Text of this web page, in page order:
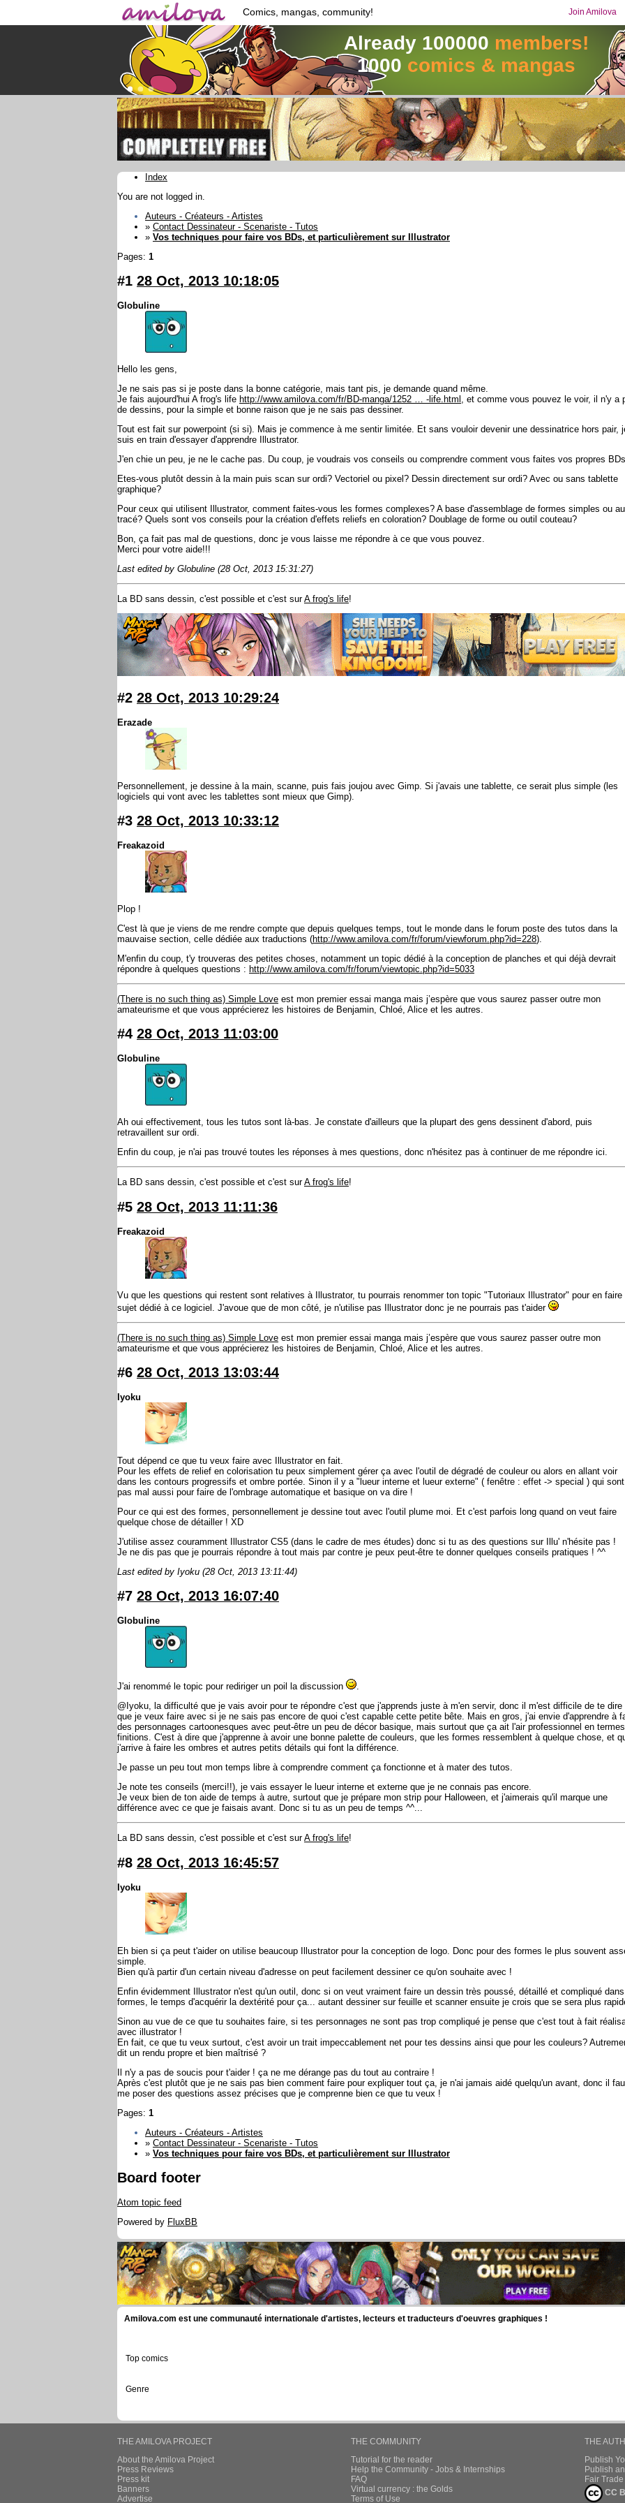
Comics, mangas, community! Join Amilova
Already 100000 members!
1000 comics & mangas
Index
You are not logged in.
Auteurs - Créateurs - Artistes
» Contact Dessinateur - Scenariste - Tutos
» Vos techniques pour faire vos BDs, et particulièrement sur Illustrator
Pages: 1
#1 28 Oct, 2013 10:18:05
Globuline
Hello les gens,
Je ne sais pas si je poste dans la bonne catégorie, mais tant pis, je demande quand même.
Je fais aujourd'hui A frog's life http://www.amilova.com/fr/BD-manga/1252 … -life.html , et comme vous pouvez le voir, il n'y a
de dessins, pour la simple et bonne raison que je ne sais pas dessiner.
Tout est fait sur powerpoint (si si). Mais je commence à me sentir limitée. Et sans vouloir devenir une dessinatrice hors pair,
suis en train d'essayer d'apprendre Illustrator.
J'en chie un peu, je ne le cache pas. Du coup, je voudrais vos conseils ou comprendre comment vous faites vos propres
Etes-vous plutôt dessin à la main puis scan sur ordi? Vectoriel ou pixel? Dessin directement sur ordi? Avec ou sans tablette
graphique?
Pour ceux qui utilisent Illustrator, comment faites-vous les formes complexes? A base d'assemblage de formes simples ou au
tracé? Quels sont vos conseils pour la création d'effets reliefs en coloration? Doublage de forme ou outil couteau?
Bon, ça fait pas mal de questions, donc je vous laisse me répondre à ce que vous pouvez.
Merci pour votre aide!!!
Last edited by Globuline (28 Oct, 2013 15:31:27)
La BD sans dessin, c'est possible et c'est surA frog's life!
#2 28 Oct, 2013 10:29:24
Erazade
Personnellement, je dessine à la main, scanne, puis fais joujou avec Gimp. Si j'avais une tablette, ce serait plus simple (les
logiciels qui vont avec les tablettes sont mieux que Gimp).
#3 28 Oct, 2013 10:33:12
Freakazoid
Plop !
C'est là que je viens de me rendre compte que depuis quelques temps, tout le monde dans le forum poste des tutos dans la
mauvaise section, celle dédiée aux traductions (http://www.amilova.com/fr/forum/viewforum.php?id=228).
M'enfin du coup, t'y trouveras des petites choses, notamment un topic dédié à la conception de planches et qui déjà devrait
répondre à quelques questions : http://www.amilova.com/fr/forum/viewtopic.php?id=5033
(There is no such thing as) Simple Love est mon premier essai manga mais j’espère que vous saurez passer outre mon
amateurisme et que vous apprécierez les histoires de Benjamin, Chloé, Alice et les autres.
#4 28 Oct, 2013 11:03:00
Globuline
Ah oui effectivement, tous les tutos sont là-bas. Je constate d'ailleurs que la plupart des gens dessinent d'abord, puis
retravaillent sur ordi.
Enfin du coup, je n'ai pas trouvé toutes les réponses à mes questions, donc n'hésitez pas à continuer de me répondre ici.
La BD sans dessin, c'est possible et c'est surA frog's life!
#5 28 Oct, 2013 11:11:36
Freakazoid
Vu que les questions qui restent sont relatives à Illustrator, tu pourrais renommer ton topic "Tutoriaux Illustrator" pour en faire
sujet dédié à ce logiciel. J'avoue que de mon côté, je n'utilise pas Illustrator donc je ne pourrais pas t'aider
(There is no such thing as) Simple Love est mon premier essai manga mais j’espère que vous saurez passer outre mon
amateurisme et que vous apprécierez les histoires de Benjamin, Chloé, Alice et les autres.
#6 28 Oct, 2013 13:03:44
Iyoku
Tout dépend ce que tu veux faire avec Illustrator en fait.
Pour les effets de relief en colorisation tu peux simplement gérer ça avec l'outil de dégradé de couleur ou alors en allant voir
dans les contours progressifs et ombre portée. Sinon il y a "lueur interne et lueur externe" ( fenêtre : effet -> special ) qui sont
pas mal aussi pour faire de l'ombrage automatique et basique on va dire !
Pour ce qui est des formes, personnellement je dessine tout avec l'outil plume moi. Et c'est parfois long quand on veut faire
quelque chose de détailler ! XD
J'utilise assez couramment Illustrator CS5 (dans le cadre de mes études) donc si tu as des questions sur Illu' n'hésite pas !
Je ne dis pas que je pourrais répondre à tout mais par contre je peux peut-être te donner quelques conseils pratiques ! ^^
Last edited by Iyoku (28 Oct, 2013 13:11:44)
#7 28 Oct, 2013 16:07:40
Globuline
J'ai renommé le topic pour rediriger un poil la discussion
.
@Iyoku, la difficulté que je vais avoir pour te répondre c'est que j'apprends juste à m'en servir, donc il m'est difficile de te dire
que je veux faire avec si je ne sais pas encore de quoi c'est capable cette petite bête. Mais en gros, j'ai envie d'apprendre à
des personnages cartoonesques avec peut-être un peu de décor basique, mais surtout que ça ait l'air professionnel en
finitions. C'est à dire que j'apprenne à avoir une bonne palette de couleurs, que les formes ressemblent à quelque chose, et
j'arrive à faire les ombres et autres petits détails qui font la différence.
Je passe un peu tout mon temps libre à comprendre comment ça fonctionne et à mater des tutos.
Je note tes conseils (merci!!), je vais essayer le lueur interne et externe que je ne connais pas encore.
Je veux bien de ton aide de temps à autre, surtout que je prépare mon strip pour Halloween, et j'aimerais qu'il marque une
différence avec ce que je faisais avant. Donc si tu as un peu de temps ^^...
La BD sans dessin, c'est possible et c'est surA frog's life!
#8 28 Oct, 2013 16:45:57
Iyoku
Eh bien si ça peut t'aider on utilise beaucoup Illustrator pour la conception de logo. Donc pour des formes le plus souvent
simple.
Bien qu'à partir d'un certain niveau d'adresse on peut facilement dessiner ce qu'on souhaite avec !
Enfin évidemment Illustrator n'est qu'un outil, donc si on veut vraiment faire un dessin très poussé, détaillé et compliqué
formes, le temps d'acquérir la dextérité pour ça... autant dessiner sur feuille et scanner ensuite je crois que se sera plus
Sinon au vue de ce que tu souhaites faire, si tes personnages ne sont pas trop compliqué je pense que c'est tout à fait
avec illustrator !
En fait, ce que tu veux surtout, c'est avoir un trait impeccablement net pour tes dessins ainsi que pour les couleurs?
dit un rendu propre et bien maîtrisé ?
Il n'y a pas de soucis pour t'aider ! ça ne me dérange pas du tout au contraire !
Après c'est plutôt que je ne sais pas bien comment faire pour expliquer tout ça, je n'ai jamais aidé quelqu'un avant, donc il
me poser des questions assez précises que je comprenne bien ce que tu veux !
Pages: 1
Auteurs - Créateurs - Artistes
» Contact Dessinateur - Scenariste - Tutos
» Vos techniques pour faire vos BDs, et particulièrement sur Illustrator
Board footer
Atom topic feed
Powered by FluxBB
Amilova.com est une communauté internationale d'artistes, lecteurs et traducteurs d'oeuvres graphiques !
Top comics
Genre
THE AMILOVA PROJECT
About the Amilova Project
Press Reviews
Press kit
Banners
Advertise
THE COMMUNITY
Tutorial for the reader
Help the Community - Jobs & Internships
FAQ
Virtual currency : the Golds
Terms of Use
THE
Publish
Publish
Fair
CC